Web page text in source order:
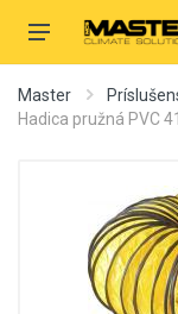
Master
Hadica pružná PVC